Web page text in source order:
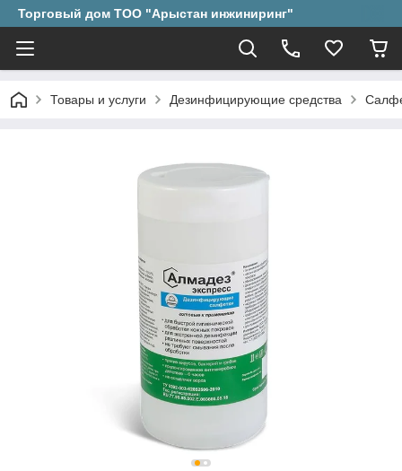
Торговый дом ТОО "Арыстан инжиниринг"
Товары и услуги Дезинфицирующие средства